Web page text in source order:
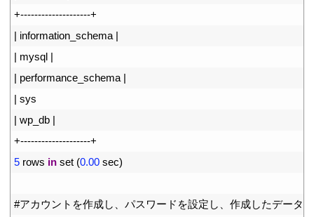
+--------------------+
| information_schema |
| mysql |
| performance_schema |
| sys
| wp_db |
+--------------------+
5 rows in set (0.00 sec)
#アカウントを作成し、パスワードを設定し、作成したデータ